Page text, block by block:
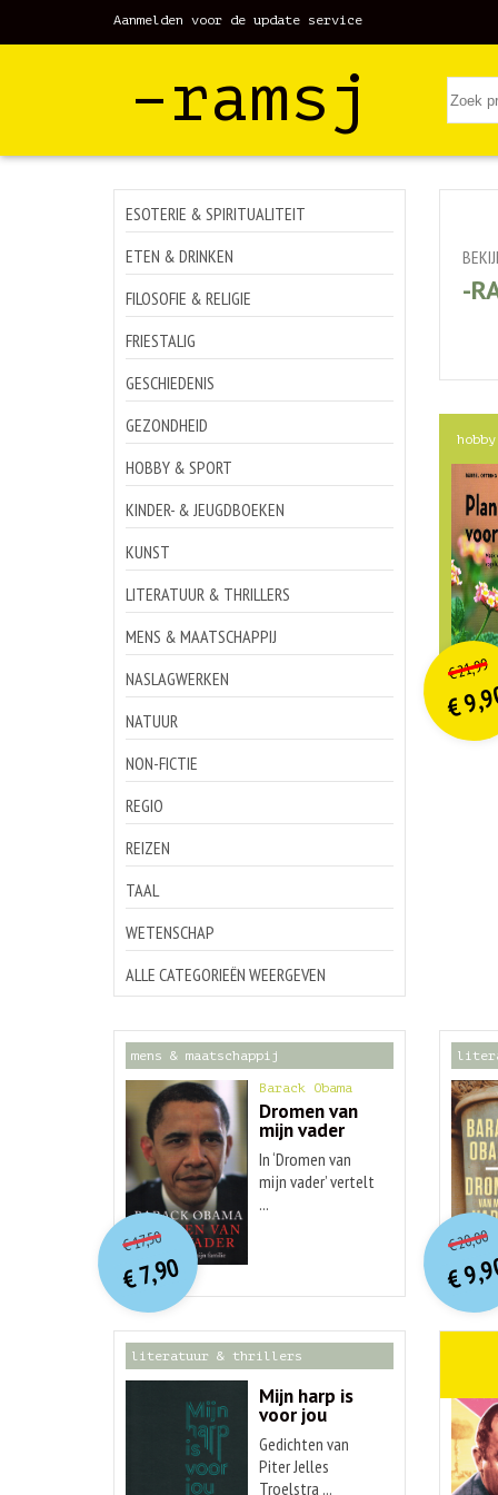
Aanmelden voor de update service
–ramsj
ESOTERIE & SPIRITUALITEIT
ETEN & DRINKEN
FILOSOFIE & RELIGIE
FRIESTALIG
GESCHIEDENIS
GEZONDHEID
HOBBY & SPORT
KINDER- & JEUGDBOEKEN
KUNST
LITERATUUR & THRILLERS
MENS & MAATSCHAPPIJ
NASLAGWERKEN
NATUUR
NON-FICTIE
REGIO
REIZEN
TAAL
WETENSCHAP
ALLE CATEGORIEËN WEERGEVEN
-
€21,99
€
mens & maatschappij
Barack Obama
Dromen van
mijn vader
In ‘Dromen van
mijn vader’ vertelt
...
€17,50O
orspr
onkelijke
prijs
was:
€ 17,50.
€7,90
Huidige
prijs
is:
€ 7,90.
€20,00
€
literatuur & thrillers
Mijn harp is
voor jou
Gedichten van
Piter Jelles
Troelstra ...